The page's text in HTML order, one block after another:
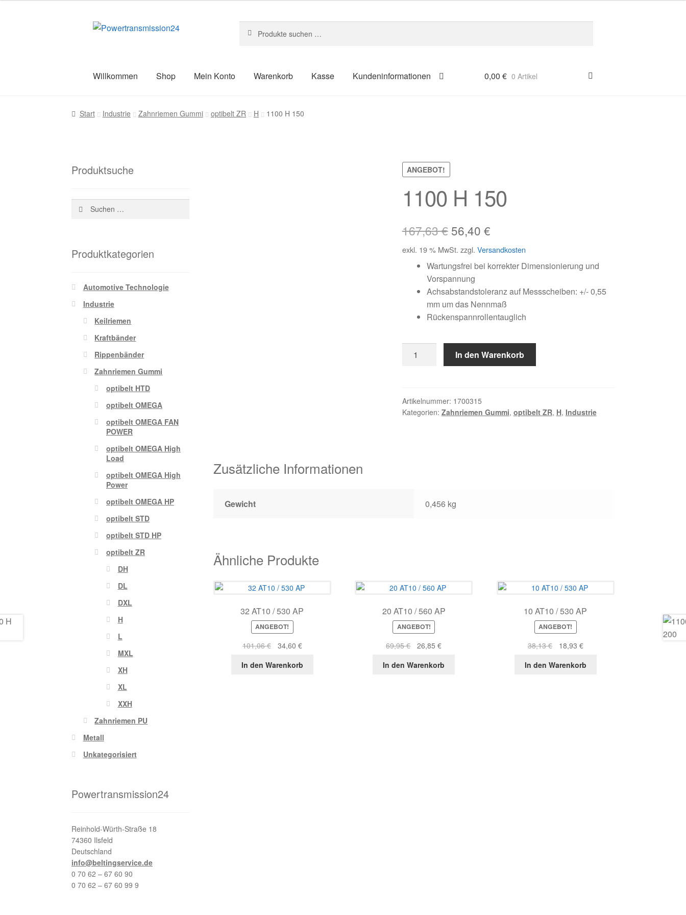
Zur
Zum
nach:
Willkommen Shop Mein Konto Warenkorb Kasse Kundeninformationen
Start AGB Blog Datenschutz Impressum Kasse Kontakt Kundeninformationen
0,00€ 0 Artikel
Start Industrie Zahnriemen Gummi optibelt ZR H 1100 H 150
ANGEBOT!
1100 H 150
167,63€ Ursprünglicher
Preis
war:
167,63 €
56,40 €Aktueller
Preis
ist:
56,40 €.
exkl. 19 % MwSt. zzgl. Versandkosten
Wartungsfrei bei korrekter Dimensionierung und
Vorspannung
Achsabstandstoleranz auf Messscheiben: +/- 0,55
mm um das Nennmaß
Rückenspannrollentauglich
In den Warenkorb
Artikelnummer: 1700315
Kategorien: Zahnriemen Gummi, optibelt ZR, H, Industrie
Zusätzliche Informationen
Gewicht 0,456 kg
Ähnliche Produkte
32 AT10 / 530 AP
ANGEBOT!
101,06€
Ursprünglicher
war:
34,60 €Aktueller
ist:
In den Warenkorb
20 AT10 / 560 AP
ANGEBOT!
69,95€
Ursprünglicher
war:
26,85€Aktueller
ist:
In den Warenkorb
10 AT10 / 530 AP
ANGEBOT!
38,13€
Ursprünglicher
war:
18,93 €Aktueller
ist:
In den Warenkorb
Produktsuche
Suchen
nach:
Produktkategorien
Automotive Technologie
Industrie
Keilriemen
Kraftbänder
Rippenbänder
Zahnriemen Gummi
optibelt HTD
optibelt OMEGA
optibelt OMEGA FAN
POWER
optibelt OMEGA High
Load
optibelt OMEGA High
Power
optibelt OMEGA HP
optibelt STD
optibelt STD HP
optibelt ZR
DH
DL
DXL
H
L
MXL
XH
XL
XXH
Zahnriemen PU
Metall
Unkategorisiert
Powertransmission24
Reinhold-Würth-Straße 18
74360 Ilsfeld
Deutschland
info@beltingservice.de
0 70 62 – 67 60 90
0 70 62 – 67 60 99 9